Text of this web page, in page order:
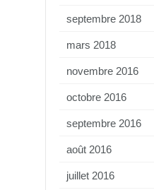
septembre 2018
mars 2018
novembre 2016
octobre 2016
septembre 2016
août 2016
juillet 2016